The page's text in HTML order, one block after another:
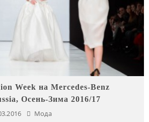
Week на Mercedes-Benz
Осень-Зима 2016/17
Мода